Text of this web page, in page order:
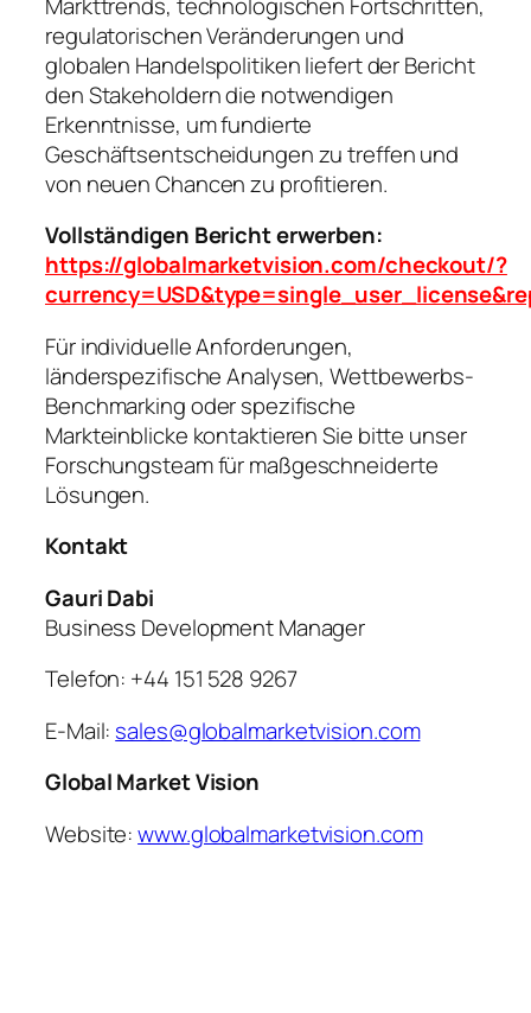
regulatorischen Veränderungen und
globalen Handelspolitiken liefert der Bericht
den Stakeholdern die notwendigen
Erkenntnisse, um fundierte
Geschäftsentscheidungen zu treffen und
von neuen Chancen zu profitieren.
Vollständigen Bericht erwerben:
https://globalmarketvision.com/checkout/?
Für individuelle Anforderungen,
länderspezifische Analysen, Wettbewerbs-
Benchmarking oder spezifische
Markteinblicke kontaktieren Sie bitte unser
Forschungsteam für maßgeschneiderte
Lösungen.
Kontakt
Gauri Dabi
Business Development Manager
Telefon: +44 151 528 9267
E-Mail: sales@globalmarketvision.com
Global Market Vision
Website:www.globalmarketvision.com